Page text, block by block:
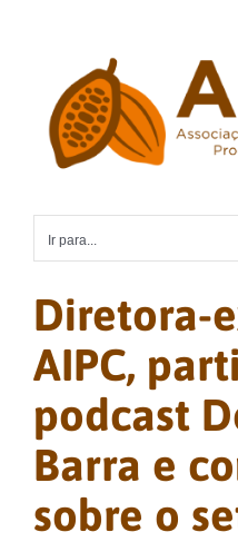
conteúdo
Ir para...
Diretora-
AIPC,
podcast
Barra e
sobre o